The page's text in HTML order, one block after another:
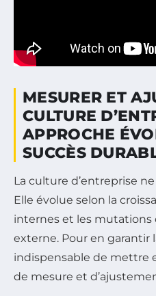
MESURER ET
CULTURE
APPROCHE
SUCCÈS
La culture d’entreprise
Elle évolue selon la
internes et les mutations
externe. Pour en garantir
indispensable de mettre
de mesure et